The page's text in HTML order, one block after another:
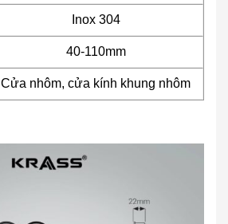
Inox 304
40-110mm
Cửa nhôm, cửa kính khung nhôm